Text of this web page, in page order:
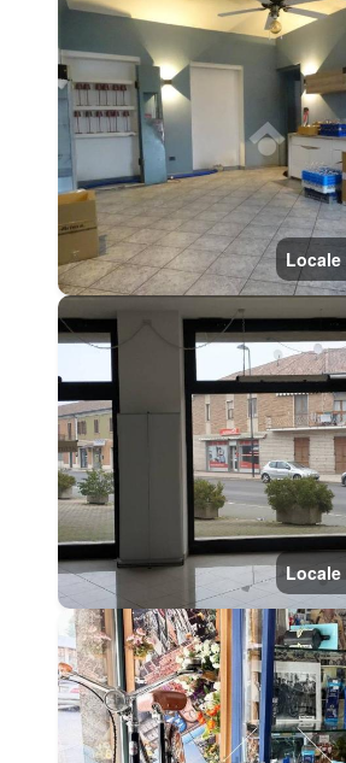
Locale
Locale